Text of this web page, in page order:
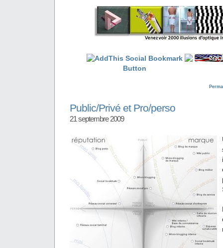
Public/Privé et Pro/perso
21 septembre 2009